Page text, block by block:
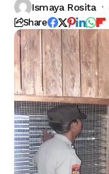
Ismaya Rosita
Share